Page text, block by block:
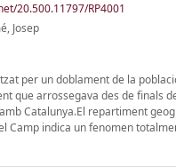
20.500.11797/RP4001
Josep
per un doblament de la
que arrossegava des de finals
Catalunya.El repartiment
Camp indica un fenomen